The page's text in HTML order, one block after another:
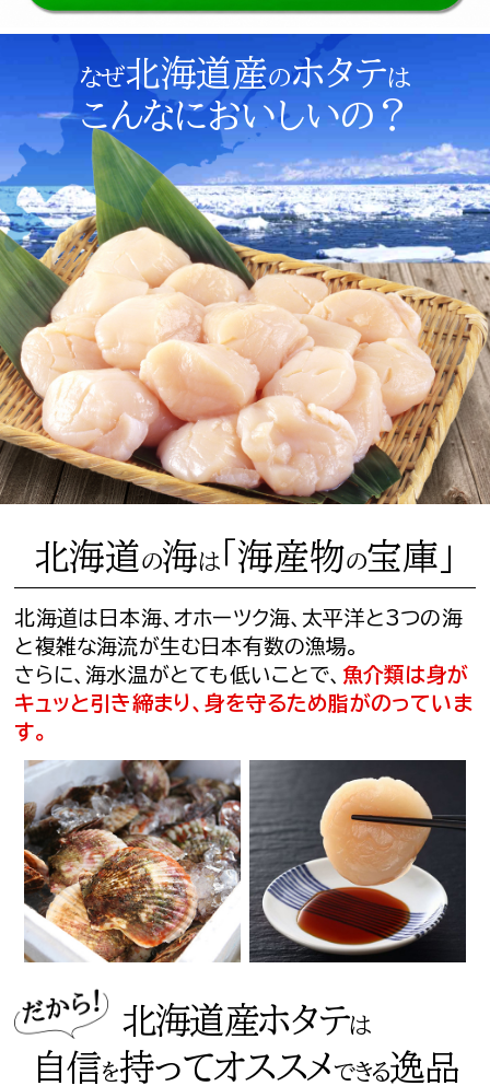
なぜ北海道産のホタテは
こんなにおいしいの？
北海道の海は 「海産物の宝庫」
北海道は日本海、オホーツク海、太平洋と3つの海
と複雑な海流が生む日本有数の漁場。
さらに、海水温がとても低いことで、 魚介類は身が
キュッと引き締まり、身を守るため脂がのっていま
す。
北海道産ホタテは
自信を持ってオススメできる逸品